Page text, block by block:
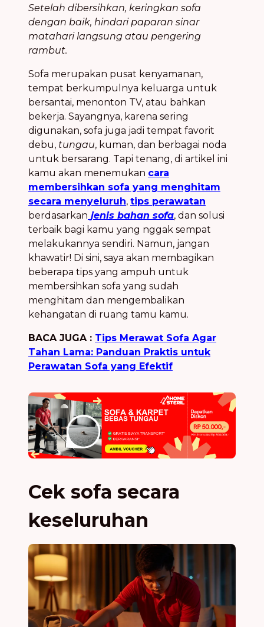
Setelah dibersihkan, keringkan sofa
dengan baik, hindari paparan sinar
matahari langsung atau pengering
rambut.
Sofa merupakan pusat kenyamanan,
tempat berkumpulnya keluarga untuk
bersantai, menonton TV, atau bahkan
bekerja. Sayangnya, karena sering
digunakan, sofa juga jadi tempat favorit
debu, tungau, kuman, dan berbagai noda
untuk bersarang. Tapi tenang, di artikel ini
kamu akan menemukan cara
membersihkan sofa yang menghitam
secara menyeluruh, tips perawatan
berdasarkan jenis bahan sofa, dan solusi
terbaik bagi kamu yang nggak sempat
melakukannya sendiri. Namun, jangan
khawatir! Di sini, saya akan membagikan
beberapa tips yang ampuh untuk
membersihkan sofa yang sudah
menghitam dan mengembalikan
kehangatan di ruang tamu kamu.
BACA JUGA : Tips Merawat Sofa Agar
Tahan Lama: Panduan Praktis untuk
Perawatan Sofa yang Efektif
Cek sofa secara
keseluruhan